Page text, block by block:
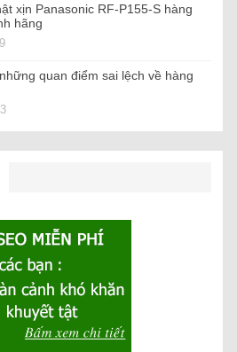
xịn Panasonic RF-P155-S hàng
hãng
quan điểm sai lệch về hàng